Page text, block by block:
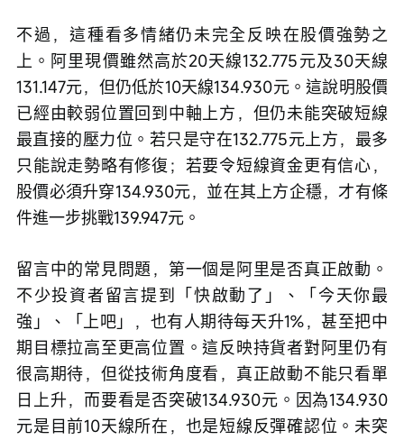
不過，這種看多情緒仍未完全反映在股價強勢之
上。阿里現價雖然高於20天線132.775元及30天線
131.147元，但仍低於10天線134.930元。這說明股價
已經由較弱位置回到中軸上方，但仍未能突破短線
最直接的壓力位。若只是守在132.775元上方，最多
只能說走勢略有修復；若要令短線資金更有信心，
股價必須升穿134.930元，並在其上方企穩，才有條
件進一步挑戰139.947元。
留言中的常見問題，第一個是阿里是否真正啟動。
不少投資者留言提到「快啟動了」、「今天你最
強」、「上吧」，也有人期待每天升1%，甚至把中
期目標拉高至更高位置。這反映持貨者對阿里仍有
很高期待，但從技術角度看，真正啟動不能只看單
日上升，而要看是否突破134.930元。因為134.930
元是目前10天線所在，也是短線反彈確認位。未突